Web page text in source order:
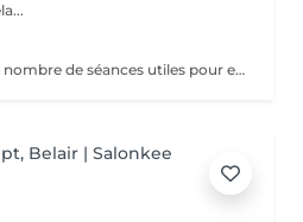
rela...
Le temps de la séance et le nombre de séances utiles pour enlever le tatouage sont variables Le détatouage laser est une technique efficace qui fragmente les pigments d'encre sous la peau à l'aide de faisceaux de lumière, permettant ainsi au système immunitaire de les éliminer progressivement. Le processus nécessite généralement plusieurs séances, et son efficacité dépend de divers facteurs. Comment ça marche ? Le laser cible les particules d'encre et les chauffe pour les fragmenter en morceaux plus petits. Ces fragments sont ensuite naturellement évacués par le corps. Différents types de lasers, tels que le laser Picosure ou le laser Q-Switched, sont utilisés pour traiter efficacement différentes couleurs et profondeurs d'encre. Ce qu'il faut savoir Nombre de séances Le nombre de séances varie considérablement. Un tatouage amateur peut nécessiter 3 à 5 séances, tandis qu'un tatouage professionnel peut en exiger 4 à 12, voire plus, pour une disparition complète. Résultats progressifs L'éclaircissement de l'encre est visible après chaque séance, mais le tatouage complet s'estompe progressivement au fil du temps.